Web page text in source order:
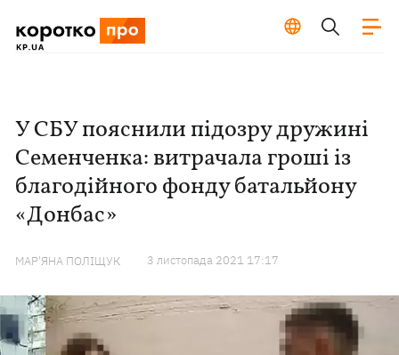
У СБУ пояснили підозру дружині
Семенченка: витрачала гроші із
благодійного фонду батальйону
«Донбас»
МАР'ЯНА ПОЛІЩУК 3 листопада 2021 17:17